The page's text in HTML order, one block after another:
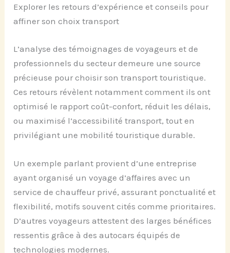
Explorer les retours d’expérience et conseils pour
affiner son choix transport
L’analyse des témoignages de voyageurs et de
professionnels du secteur demeure une source
précieuse pour choisir son transport touristique.
Ces retours révèlent notamment comment ils ont
optimisé le rapport coût-confort, réduit les délais,
ou maximisé l’accessibilité transport, tout en
privilégiant une mobilité touristique durable.
Un exemple parlant provient d’une entreprise
ayant organisé un voyage d’affaires avec un
service de chauffeur privé, assurant ponctualité et
flexibilité, motifs souvent cités comme prioritaires.
D’autres voyageurs attestent des larges bénéfices
ressentis grâce à des autocars équipés de
technologies modernes.